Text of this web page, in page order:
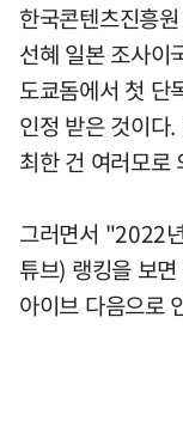
한국콘텐츠진흥
선혜 일본 조사이
도쿄돔에서 첫 단
인정 받은 것이다
최한 건 여러모로
그러면서 "2022
튜브) 랭킹을 보
아이브 다음으로